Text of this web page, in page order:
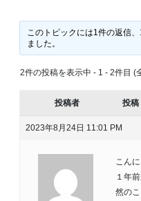
このトピックには1件の返信
ました。
2件の投稿を表示中 - 1 - 2件目 (
投稿者 投稿
2023年8月24日 11:01 PM
こん
１年
然の